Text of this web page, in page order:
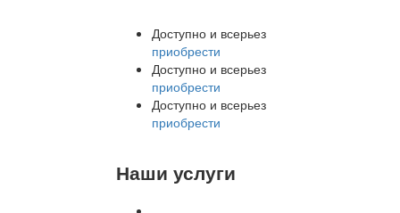
Доступно и всерьез
приобрести
Доступно и всерьез
приобрести
Доступно и всерьез
приобрести
Наши услуги